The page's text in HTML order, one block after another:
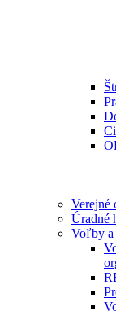
Verejné
Úradné
Voľby a